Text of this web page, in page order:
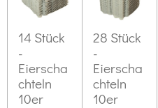
14 Stück
-
Eierscha
chteln
10er
28 Stück
-
Eierscha
chteln
10er